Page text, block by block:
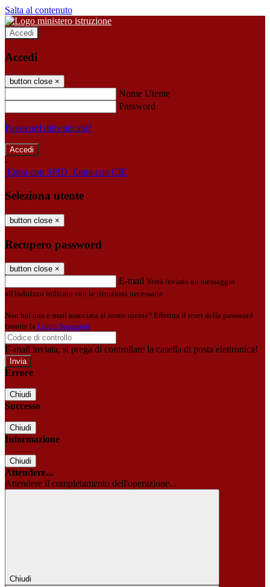
Salta al contenuto
Accedi
Accedi
button close ×
Nome Utente
Password
Password dimenticata?
-
Entra con SPID Entra con CIE
Seleziona utente
button close ×
Recupero password
button close ×
E-mail Verrà inviato un messaggio
all'indirizzo indicato con le istruzioni necessarie.
Non hai una e-mail associata al nome utente? Effettua il reset della password
tramite la Login Spaggiari
E-mail inviata, si prega di controllare la casella di posta elettronica!
Errore
Chiudi
Successo
Chiudi
Informazione
Chiudi
Attendere...
Attendere il completamento dell'operazione...
Chiudi